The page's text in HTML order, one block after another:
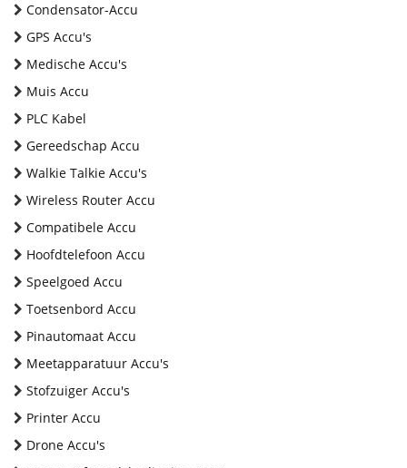
Condensator-Accu
GPS Accu's
Medische Accu's
Muis Accu
PLC Kabel
Gereedschap Accu
Walkie Talkie Accu's
Wireless Router Accu
Compatibele Accu
Hoofdtelefoon Accu
Speelgoed Accu
Toetsenbord Accu
Pinautomaat Accu
Meetapparatuur Accu's
Stofzuiger Accu's
Printer Accu
Drone Accu's